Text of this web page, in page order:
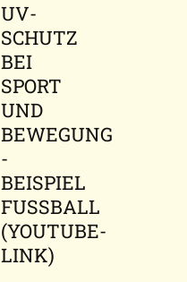
UV-
SCHUTZ
BEI
SPORT
UND
BEWEGUNG
-
BEISPIEL
FUSSBALL (
YOUTUBE-L
INK)